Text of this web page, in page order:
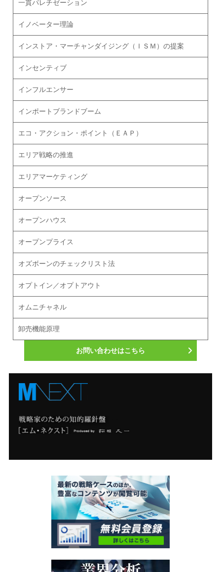
一貫パレチゼーション
イノベーター理論
インストア・マーチャンダイジング（ＩＳＭ）の提案
インセンティブ
インフルエンサー
インポートブランドブーム
エコ・アクション・ポイント（ＥＡＰ）
エリア戦略の推進
エリアマーケティング
オープンソース
オープンハウス
オープンプライス
オズボーンのチェックリスト法
オプトイン／オプトアウト
オムニチャネル
卸売機能原理
お問い合わせはこちら